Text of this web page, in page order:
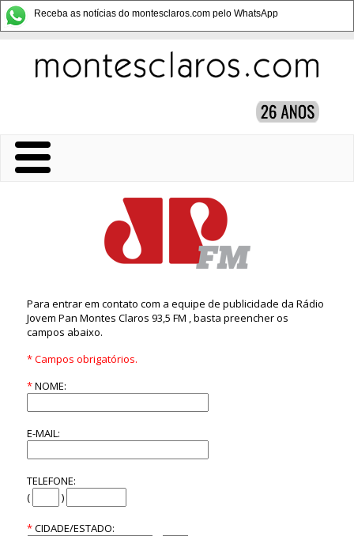
Receba as notícias do montesclaros.com pelo WhatsApp
Para entrar em contato com a equipe de publicidade da Rádio
Jovem Pan Montes Claros 93,5 FM , basta preencher os
campos abaixo.
* Campos obrigatórios.
*NOME:
E-MAIL:
TELEFONE:
(
)
*CIDADE/ESTADO: